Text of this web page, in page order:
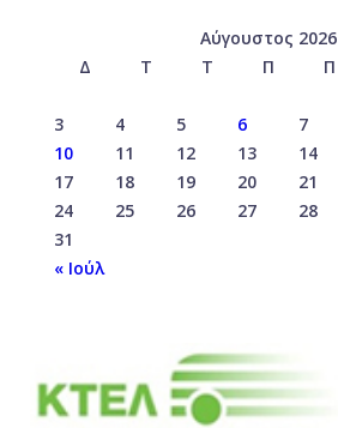
Αύγουστος 2026
Δ
Τ Τ Π Π
3
4 5 6 7
10
11 12 13 14
17
18 19 20 21
24
25 26 27 28
31
« Ιούλ